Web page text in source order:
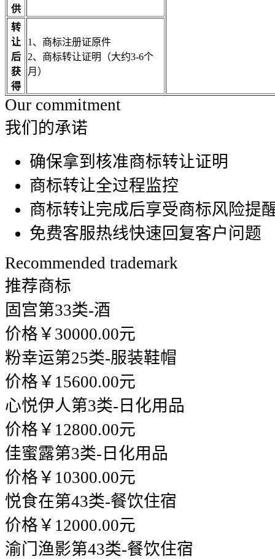
供
转
让
后
获
得
1、商标注册证原件
2、商标转让证明（大约3-6个
月）
Our commitment
我们的承诺
确保拿到核准商标转让证明
商标转让全过程监控
商标转让完成后享受商标风险提
免费客服热线快速回复客户问题
Recommended trademark
推荐商标
固宫第33类-酒
价格￥30000.00元
粉幸运第25类-服装鞋帽
价格￥15600.00元
心悦伊人第3类-日化用品
价格￥12800.00元
佳蜜露第3类-日化用品
价格￥10300.00元
悦食在第43类-餐饮住宿
价格￥12000.00元
渝门渔影第43类-餐饮住宿